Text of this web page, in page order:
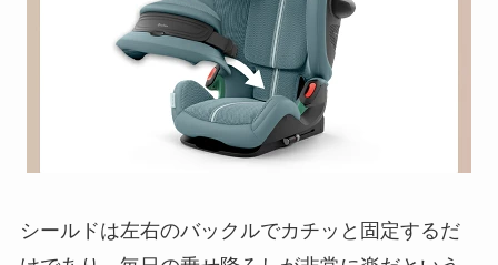
シールドは左右のバックルでカチッと固定するだ